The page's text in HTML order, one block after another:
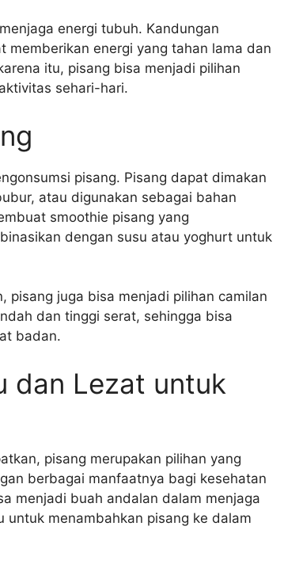
energi tubuh. Kandungan
energi yang tahan lama dan
itu, pisang bisa menjadi pilihan
sehari-hari.
pisang. Pisang dapat dimakan
atau digunakan sebagai bahan
smoothie pisang yang
dengan susu atau yoghurt untuk
pisang juga bisa menjadi pilihan camilan
dan tinggi serat, sehingga bisa
badan.
dan Lezat untuk
pisang merupakan pilihan yang
berbagai manfaatnya bagi kesehatan
menjadi buah andalan dalam menjaga
untuk menambahkan pisang ke dalam